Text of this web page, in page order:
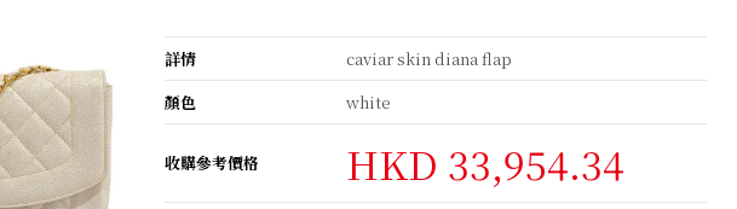
詳情
caviar skin diana flap
顏色
white
收購參考價格 HKD 33,954.34